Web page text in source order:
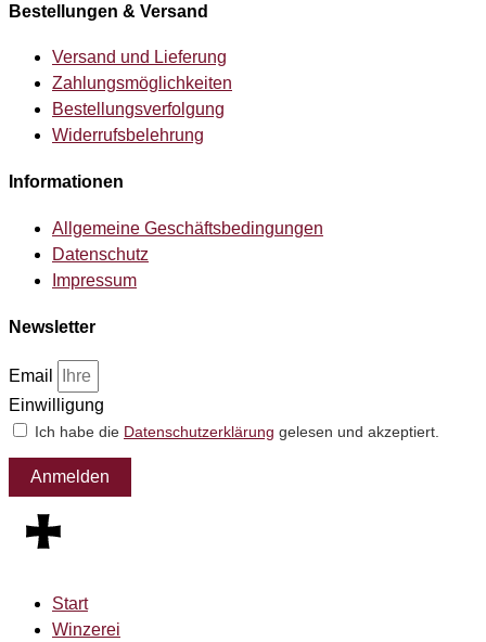
Bestellungen & Versand
Versand und Lieferung
Zahlungsmöglichkeiten
Bestellungsverfolgung
Widerrufsbelehrung
Informationen
Allgemeine Geschäftsbedingungen
Datenschutz
Impressum
Newsletter
Email
Einwilligung
Ich habe die Datenschutzerklärung gelesen und akzeptiert.
Anmelden
Start
Winzerei